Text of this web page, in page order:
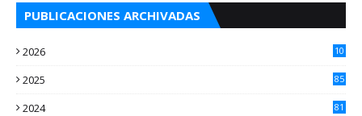
PUBLICACIONES ARCHIVADAS
2026
10
2025 85
2024 81